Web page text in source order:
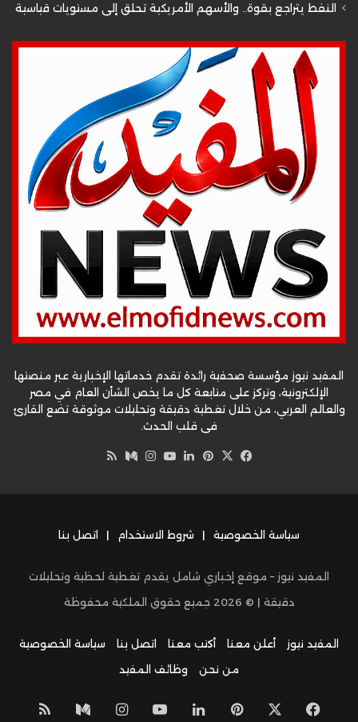
النفط يتراجع بقوة.. والأسهم الأمريكية تحلق إلى مستويات قياسية
المفيد نيوز مؤسسة صحفية رائدة تقدم خدماتها الإخبارية عبر منصتها
الإلكترونية، وتركز على متابعة كل ما يخص الشأن العام في مصر
والعالم العربي، من خلال تغطية دقيقة وتحليلات موثوقة تضع القارئ
في قلب الحدث.
فيسبوك
‫X بينتيريست
لينكدإن‫YouTube
انستقرام
وسط
سياسة الخصوصية | شروط الاستخدام | اتصل بنا
المفيد نيوز – موقع إخباري شامل يقدم تغطية لحظية وتحليلات
دقيقة | © 2026 جميع حقوق الملكية محفوظة
المفيد نيوز أعلن معنا أكتب معنا اتصل بنا
سياسة الخصوصية
من نحن
وظائف المفيد
فيسبوك بينتيريست
لينكدإن‫YouTube
انستقراموسط